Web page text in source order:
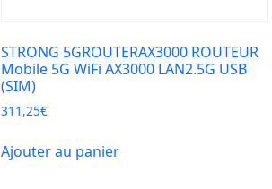
STRONG 5GROUTERAX3000 ROUTEUR
Mobile 5G WiFi AX3000 LAN2.5G USB
(SIM)
311,25€
Ajouter au panier